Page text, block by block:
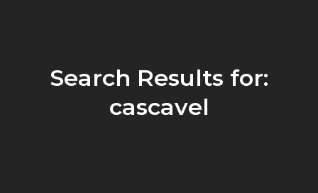
Search Results for:
cascavel